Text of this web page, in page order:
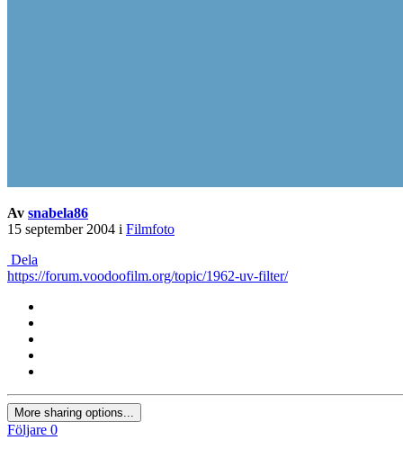
Av snabela86
15 september 2004 i Filmfoto
Dela
https://forum.voodoofilm.org/topic/1962-uv-filter/
More sharing options...
Följare 0